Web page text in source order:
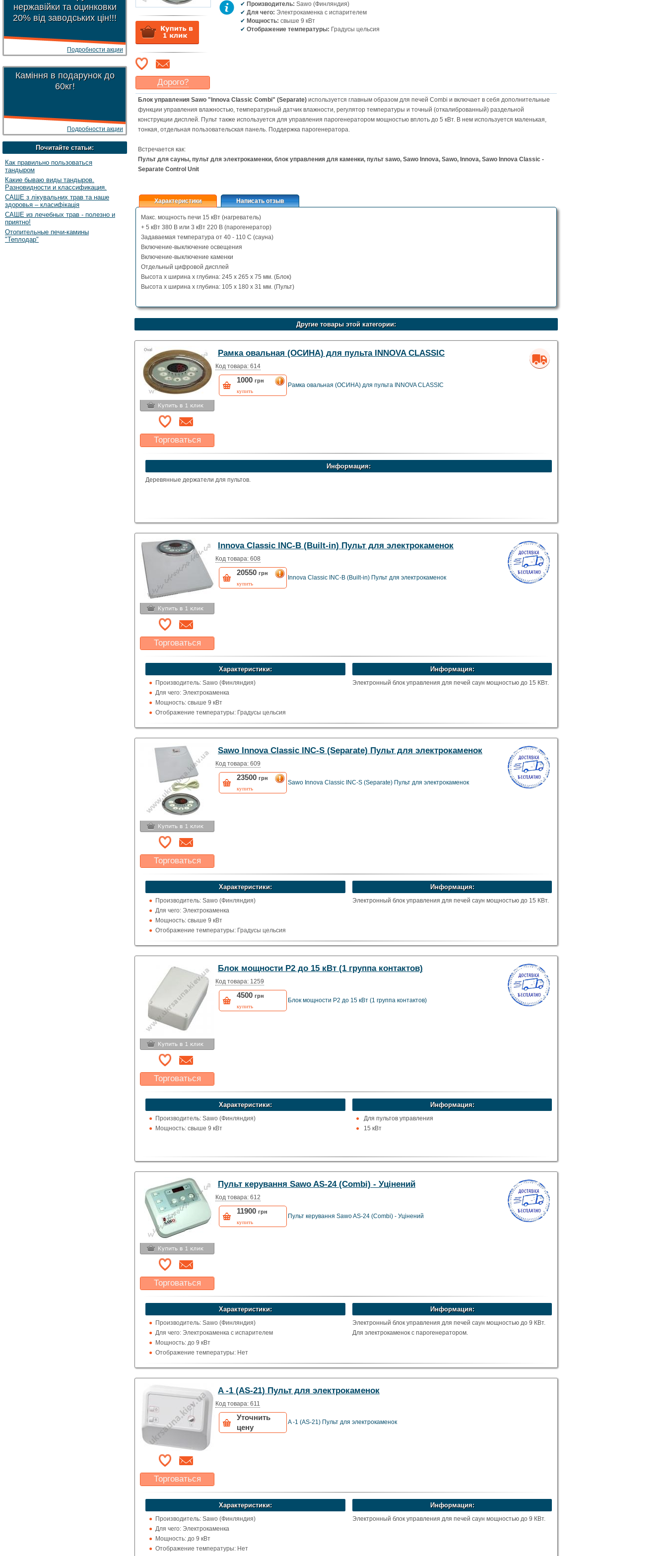
нержавійки та оцинковки
20% від заводських цін!!!
Подробности акции
Каміння в подарунок до
60кг!
Подробности акции
Почитайте статьи:
Как правильно пользоваться
тандыром
Какие бываю виды тандыров.
Разновидности и классификация.
САШЕ з лікувальних трав та наше
здоровья – класифікація
САШЕ из лечебных трав - полезно и
приятно!
Отопительные печи-камины
"Теплодар"
Дорого?
Какая ценамогла бы
Васустроить?
Указать цену
Производитель: Sawo (Финляндия)
Для чего: Электрокаменка с испарителем
Мощность: свыше 9 кВт
Отображение температуры: Градусы цельсия
Блок управления Sawo "Innova Classic Combi" (Separate) используется главным образом для печей Combi и включает в себя дополнительные
функции управления влажностью, температурный датчик влажности, регулятор температуры и точный (откалиброванный) раздельной
конструкции дисплей. Пульт также используется для управления парогенератором мощностью вплоть до 5 кВт. В нем используется маленькая,
тонкая, отдельная пользовательская панель. Поддержка парогенератора.
Встречается как:
Пульт для сауны, пульт для электрокаменки, блок управления для каменки, пульт sawo, Sawo Innova, Sawo, Innova, Sawo Innova Classic -
Separate Control Unit
Характеристики Написать отзыв
Макс. мощность печи 15 кВт (нагреватель)
+ 5 кВт 380 В или 3 кВт 220 В (парогенератор)
Задаваемая температура от 40 - 110 С (сауна)
Включение-выключение освещения
Включение-выключение каменки
Отдельный цифровой дисплей
Высота х ширина х глубина: 245 x 265 x 75 мм. (Блок)
Высота х ширина х глубина: 105 x 180 x 31 мм. (Пульт)
Другие товары этой категории:
Торговаться
Какая цена Вас
устроит?
Рамка овальная (ОСИНА) для пульта INNOVA CLASSIC
Код товара: 614
1000 грн
купить
Рамка овальная (ОСИНА) для пульта INNOVA CLASSIC
Информация:
Деревянные держатели для пультов.
Торговаться
Какая цена Вас
устроит?
Указать цену
Innova Classic INC-B (Built-in) Пульт для электрокаменок
Код товара: 608
20550 грн
купить
Innova Classic INC-B (Built-in) Пульт для электрокаменок
Характеристики:
Производитель: Sawo (Финляндия)
Для чего: Электрокаменка
Мощность: свыше 9 кВт
Отображение температуры: Градусы цельсия
Информация:
Электронный блок управления для печей саун мощностью до 15 КВт.
Торговаться
Какая цена Вас
устроит?
Указать цену
Sawo Innova Classic INC-S (Separate) Пульт для электрокаменок
Код товара: 609
23500 грн
купить
Sawo Innova Classic INC-S (Separate) Пульт для электрокаменок
Характеристики:
Производитель: Sawo (Финляндия)
Для чего: Электрокаменка
Мощность: свыше 9 кВт
Отображение температуры: Градусы цельсия
Информация:
Электронный блок управления для печей саун мощностью до 15 КВт.
Торговаться
Какая цена Вас
устроит?
Указать цену
Блок мощности P2 до 15 кВт (1 группа контактов)
Код товара: 1259
4500 грн
купить
Блок мощности P2 до 15 кВт (1 группа контактов)
Характеристики:
Производитель: Sawo (Финляндия)
Мощность: свыше 9 кВт
Информация:
Для пультов управления
15 кВт
Торговаться
Какая цена Вас
устроит?
Указать цену
Пульт керування Sawo AS-24 (Combi) - Уцінений
Код товара: 612
11900 грн
купить
Пульт керування Sawo AS-24 (Combi) - Уцінений
Характеристики:
Производитель: Sawo (Финляндия)
Для чего: Электрокаменка с испарителем
Мощность: до 9 кВт
Отображение температуры: Нет
Информация:
Электронный блок управления для печей саун мощностью до 9 КВт.
Для электрокаменок с парогенератором.
Торговаться
Какая цена Вас
устроит?
Указать цену
A -1 (AS-21) Пульт для электрокаменок
Код товара: 611
Уточнить
цену
A -1 (AS-21) Пульт для электрокаменок
Характеристики:
Производитель: Sawo (Финляндия)
Для чего: Электрокаменка
Мощность: до 9 кВт
Отображение температуры: Нет
Информация:
Электронный блок управления для печей саун мощностью до 9 КВт.